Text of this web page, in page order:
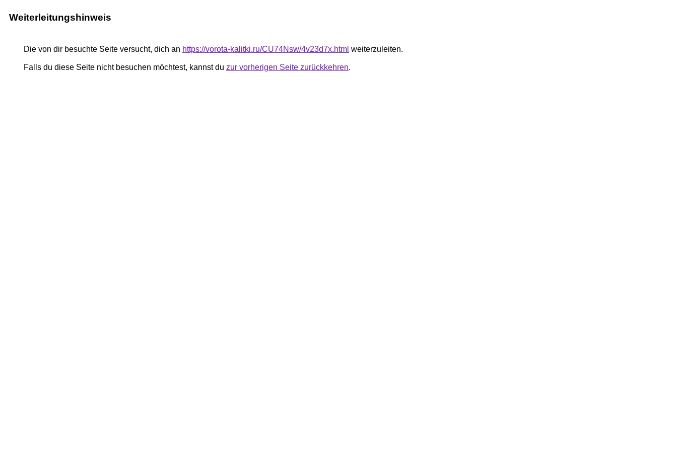
Weiterleitungshinweis
Die von dir besuchte Seite versucht, dich an https://vorota-kalitki.ru/CU74Nsw/4v23d7x.html weiterzuleiten.
Falls du diese Seite nicht besuchen möchtest, kannst du zur vorherigen Seite zurückkehren.